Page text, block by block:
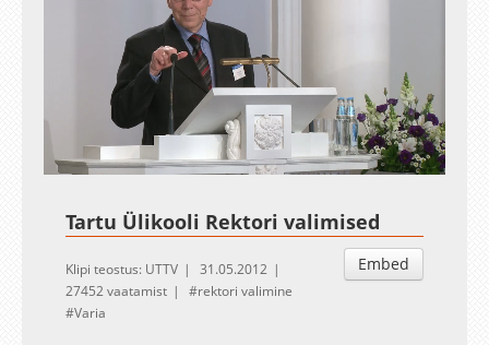
UnmuteLoaded:
0.21%
Esituskiirused
Auto
Tartu Ülikooli Rektori valimised
Embed
Klipi teostus: UTTV
31.05.2012
27452 vaatamist
rektori valimine
Varia